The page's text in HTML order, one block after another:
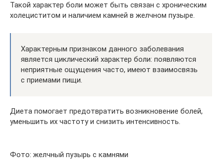
Такой характер боли может быть связан с хроническим
холециститом и наличием камней в желчном пузыре.
Характерным признаком данного заболевания
является циклический характер боли: появляются
неприятные ощущения часто, имеют взаимосвязь
с приемами пищи.
Диета помогает предотвратить возникновение болей,
уменьшить их частоту и снизить интенсивность.
Фото: желчный пузырь с камнями